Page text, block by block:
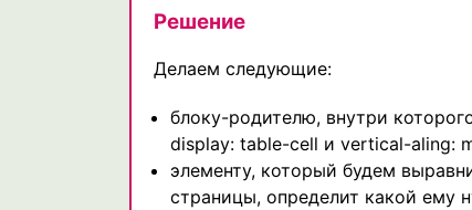
Решение
Делаем следующие:
блоку-родителю, внутри
display: table-cell и vertical-aling:
элементу, который будем
страницы, определит какой ему